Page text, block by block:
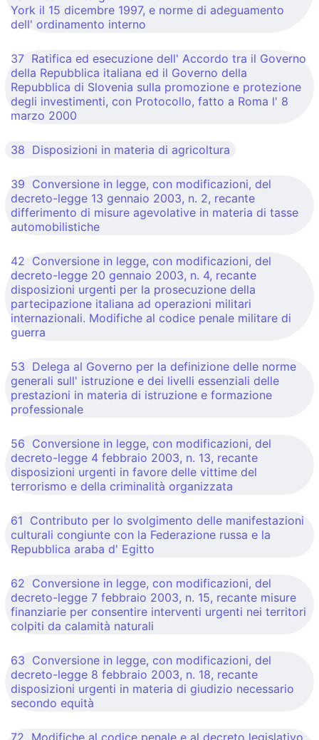
York il 15 dicembre 1997, e norme di adeguamento
dell' ordinamento interno
37 Ratifica ed esecuzione dell' Accordo tra il Governo
della Repubblica italiana ed il Governo della
Repubblica di Slovenia sulla promozione e protezione
degli investimenti, con Protocollo, fatto a Roma l' 8
marzo 2000
38 Disposizioni in materia di agricoltura
39 Conversione in legge, con modificazioni, del
decreto-legge 13 gennaio 2003, n. 2, recante
differimento di misure agevolative in materia di tasse
automobilistiche
42 Conversione in legge, con modificazioni, del
decreto-legge 20 gennaio 2003, n. 4, recante
disposizioni urgenti per la prosecuzione della
partecipazione italiana ad operazioni militari
internazionali. Modifiche al codice penale militare di
guerra
53 Delega al Governo per la definizione delle norme
generali sull' istruzione e dei livelli essenziali delle
prestazioni in materia di istruzione e formazione
professionale
56 Conversione in legge, con modificazioni, del
decreto-legge 4 febbraio 2003, n. 13, recante
disposizioni urgenti in favore delle vittime del
terrorismo e della criminalità organizzata
61 Contributo per lo svolgimento delle manifestazioni
culturali congiunte con la Federazione russa e la
Repubblica araba d' Egitto
62 Conversione in legge, con modificazioni, del
decreto-legge 7 febbraio 2003, n. 15, recante misure
finanziarie per consentire interventi urgenti nei territori
colpiti da calamità naturali
63 Conversione in legge, con modificazioni, del
decreto-legge 8 febbraio 2003, n. 18, recante
disposizioni urgenti in materia di giudizio necessario
secondo equità
72 Modifiche al codice penale e al decreto legislativo